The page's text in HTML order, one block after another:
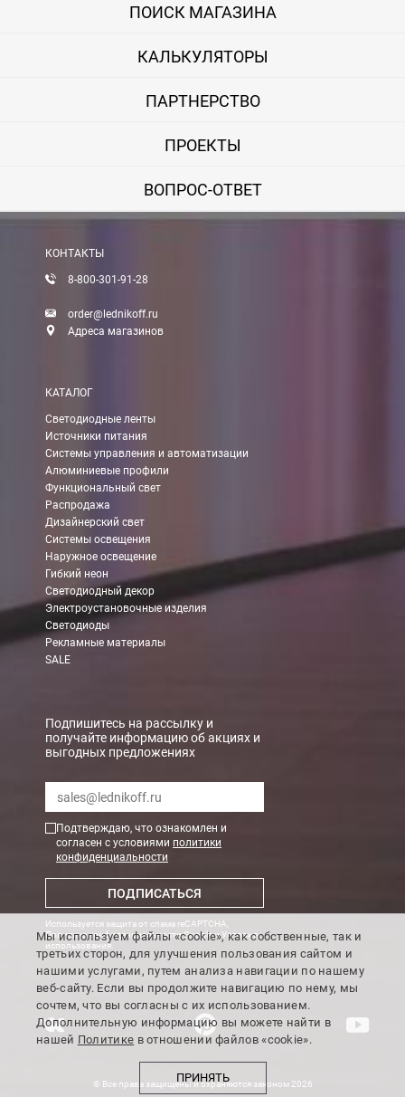
ПОИСК МАГАЗИНА
КАЛЬКУЛЯТОРЫ
ПАРТНЕРСТВО
ПРОЕКТЫ
ВОПРОС-ОТВЕТ
КОНТАКТЫ
8-800-301-91-28
order@lednikoff.ru
Адреса магазинов
КАТАЛОГ
Светодиодные ленты
Источники питания
Системы управления и автоматизации
Алюминиевые профили
Функциональный свет
Распродажа
Дизайнерский свет
Системы освещения
Наружное освещение
Гибкий неон
Светодиодный декор
Электроустановочные изделия
Светодиоды
Рекламные материалы
SALE
Подпишитесь на рассылку и
получайте информацию об акциях и
выгодных предложениях
Подтверждаю, что ознакомлен и
согласен с условиями политики
конфиденциальности
ПОДПИСАТЬСЯ
Используется защита от спама reCAPTCHA,
Политика конфиденциальности GoogleиУсловия
использования
© Все права защищены и охраняются законом 2026
Мы используем файлы «cookie», как собственные, так и
третьих сторон, для улучшения пользования сайтом и
нашими услугами, путем анализа навигации по нашему
веб-сайту. Если вы продолжите навигацию по нему, мы
сочтем, что вы согласны с их использованием.
Дополнительную информацию вы можете найти в
нашей Политике в отношении файлов «cookie».
ПРИНЯТЬ